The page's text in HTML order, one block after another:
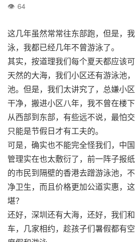
64
这几年虽然常常往东部跑，但是，
泳，我都已经几年不曾游泳了。
其实，按道理我们每个夏天都应该
天然的大海，我们小区还有游泳池
池。但是，我们太讲究了，总嫌小
干净，搬进小区八年，我不曾在楼
从西部到东部，有些远不说，最怕
只能是节假日才有工夫的。
可是，确实也不能完全怪我们，中
管理实在也太敷衍了，前一阵子报
的市民到隔壁的香港去蹭游泳池，
净卫生，而且价格更加公道实惠，
堪？
还好，深圳还有大海，还好，我们
车，几家相约，趁孩子们暑假都有